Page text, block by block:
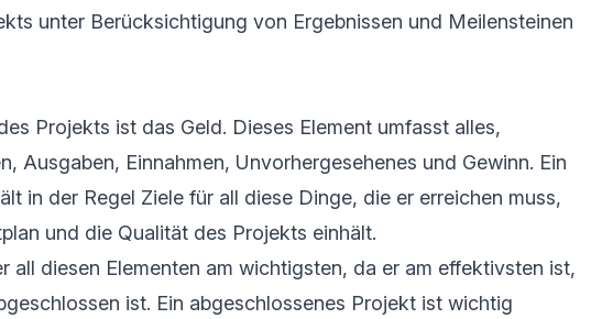
unter Berücksichtigung von Ergebnissen und Meilensteinen
Projekts ist das Geld. Dieses Element umfasst alles,
Ausgaben, Einnahmen, Unvorhergesehenes und Gewinn. Ein
in der Regel Ziele für all diese Dinge, die er erreichen muss,
und die Qualität des Projekts einhält.
all diesen Elementen am wichtigsten, da er am effektivsten ist,
ist. Ein abgeschlossenes Projekt ist wichtig